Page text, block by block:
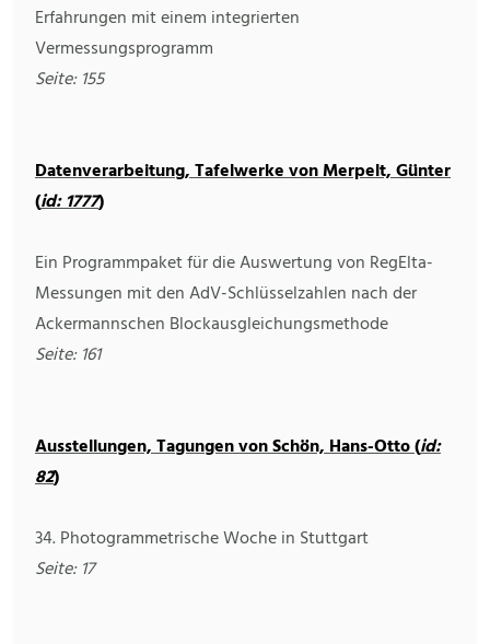
Erfahrungen mit einem integrierten
Vermessungsprogramm
Seite: 155
Datenverarbeitung, Tafelwerke von Merpelt, Günter
(id: 1777)
Ein Programmpaket für die Auswertung von RegElta-
Messungen mit den AdV-Schlüsselzahlen nach der
Ackermannschen Blockausgleichungsmethode
Seite: 161
Ausstellungen, Tagungen von Schön, Hans-Otto (id:
82)
34. Photogrammetrische Woche in Stuttgart
Seite: 17